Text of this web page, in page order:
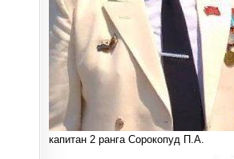
капитан 2 ранга Сорокопуд П.А.